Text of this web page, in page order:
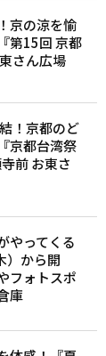
京の涼を愉
第15回 京都
さん広場
！京都のど
京都台湾祭
前 お東さ
やってくる
）から開
フォトスポ
庫